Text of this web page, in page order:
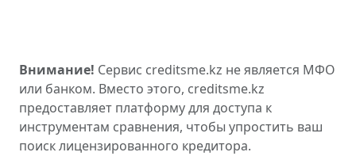
Внимание! Сервис creditsme.kz не является МФО
или банком. Вместо этого, creditsme.kz
предоставляет платформу для доступа к
инструментам сравнения, чтобы упростить ваш
поиск лицензированного кредитора.